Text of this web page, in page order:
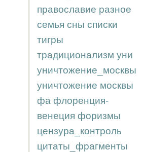
православие разное
семья сны списки
тигры
традиционализм уни
уничтожение_москвы
уничтожение москвы
фа флоренция-
венеция форизмы
цензура_контроль
цитаты_фрагменты